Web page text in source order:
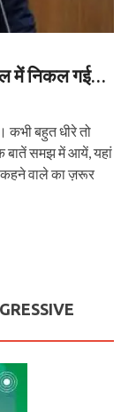
में निकल गई…
कभी बहुत धीरे तो
बातें समझ में आयें, यहां
कहने वाले का ज़रूर